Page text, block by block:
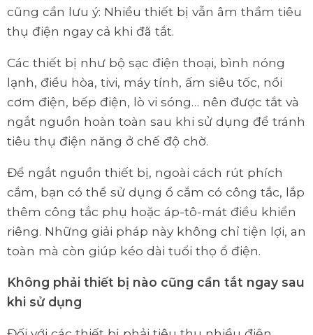
cũng cần lưu ý: Nhiều thiết bị vẫn âm thầm tiêu
thụ điện ngay cả khi đã tắt.
Các thiết bị như bộ sạc điện thoại, bình nóng
lạnh, điều hòa, tivi, máy tính, ấm siêu tốc, nồi
cơm điện, bếp điện, lò vi sóng… nên được tắt và
ngắt nguồn hoàn toàn sau khi sử dụng để tránh
tiêu thụ điện năng ở chế độ chờ.
Để ngắt nguồn thiết bị, ngoài cách rút phích
cắm, bạn có thể sử dụng ổ cắm có công tắc, lắp
thêm công tắc phụ hoặc áp-tô-mát điều khiển
riêng. Những giải pháp này không chỉ tiện lợi, an
toàn mà còn giúp kéo dài tuổi thọ ổ điện.
Không phải thiết bị nào cũng cần tắt ngay sau
khi sử dụng